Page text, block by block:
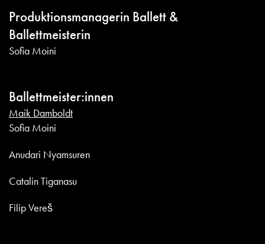
Produktionsmanagerin Ballett &
Ballettmeisterin
Sofia Moini
Ballettmeister:innen
Maik Damboldt
Sofia Moini
Anudari Nyamsuren
Catalin Tiganasu
Filip Vereš